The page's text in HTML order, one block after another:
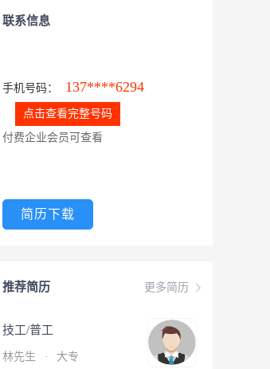
联系信息
手机号码： 137****6294
点击查看完整号码
付费企业会员可查看
简历下载
更多简历
推荐简历
技工/普工
林先生 · 大专